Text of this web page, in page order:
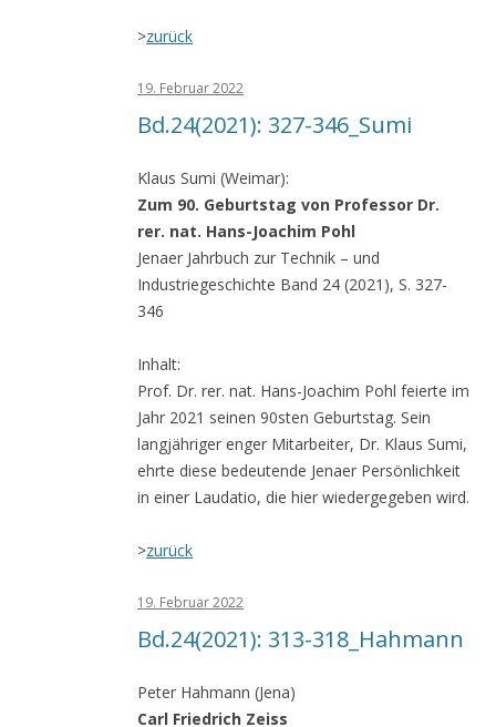
>zurück
19. Februar 2022
Bd.24(2021): 327-346_Sumi
Klaus Sumi (Weimar):
Zum 90. Geburtstag von Professor Dr.
rer. nat. Hans-Joachim Pohl
Jenaer Jahrbuch zur Technik – und
Industriegeschichte Band 24 (2021), S. 327-
346
Inhalt:
Prof. Dr. rer. nat. Hans-Joachim Pohl feierte im
Jahr 2021 seinen 90sten Geburtstag. Sein
langjähriger enger Mitarbeiter, Dr. Klaus Sumi,
ehrte diese bedeutende Jenaer Persönlichkeit
in einer Laudatio, die hier wiedergegeben wird.
>zurück
19. Februar 2022
Bd.24(2021): 313-318_Hahmann
Peter Hahmann (Jena)
Carl Friedrich Zeiss